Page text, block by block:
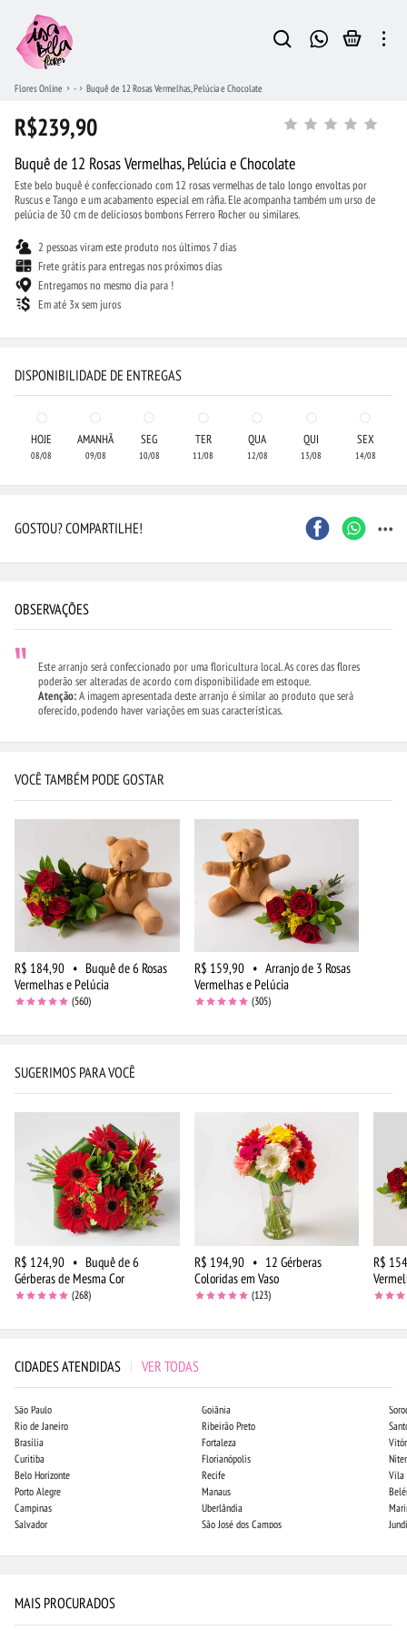
Flores Online - Buquê de 12 Rosas Vermelhas, Pelúcia e Chocolate
R$239,90
Buquê de 12 Rosas Vermelhas, Pelúcia e Chocolate
Este belo buquê é confeccionado com 12 rosas vermelhas de talo longo envoltas por
Ruscus e Tango e um acabamento especial em ráfia. Ele acompanha também um urso de
pelúcia de 30 cm de deliciosos bombons Ferrero Rocher ou similares.
2 pessoas viram este produto nos últimos 7 dias
Frete grátis para entregas nos próximos dias
Entregamos no mesmo dia para !
Em até 3x sem juros
DISPONIBILIDADE DE ENTREGAS
HOJE
08/08
AMANHÃ
09/08
SEG
10/08
TER
11/08
QUA
12/08
QUI
13/08
SEX
14/08
GOSTOU? COMPARTILHE! ...
OBSERVAÇÕES
Este arranjo será confeccionado por uma floricultura local. As cores das flores
poderão ser alteradas de acordo com disponibilidade em estoque.
Atenção:A imagem apresentada deste arranjo é similar ao produto que será
oferecido, podendo haver variações em suas características.
VOCÊ TAMBÉM PODE GOSTAR
R$ 184,90 • Buquê de 6 Rosas
Vermelhas e Pelúcia
(560)
R$ 159,90 • Arranjo de 3 Rosas
Vermelhas e Pelúcia
(305)
SUGERIMOS PARA VOCÊ
R$ 124,90 • Buquê de 6
Gérberas de Mesma Cor
(268)
R$ 194,90 • 12 Gérberas
Coloridas em Vaso
(123)
R$
CIDADES ATENDIDAS | VER TODAS
São Paulo
Rio de Janeiro
Brasília
Curitiba
Belo Horizonte
Porto Alegre
Campinas
Salvador
Goiânia
Ribeirão Preto
Fortaleza
Florianópolis
Recife
Manaus
Uberlândia
São José dos Campos
Vila
MAIS PROCURADOS